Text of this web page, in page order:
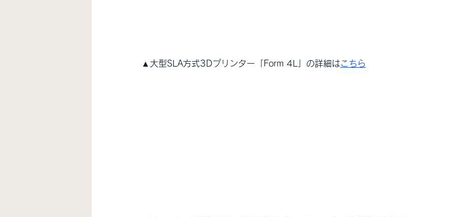
▲大型SLA方式3Dプリンター「Form 4L」の詳細はこちら